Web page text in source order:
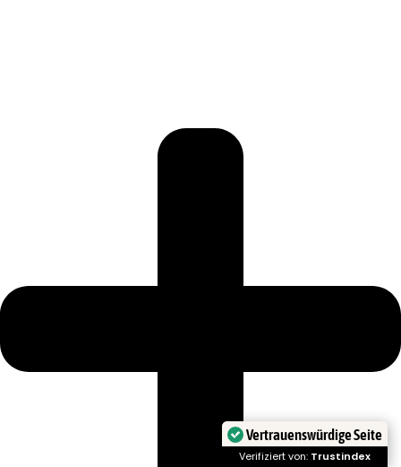
Vertrauenswürdige Seite
Verifiziert von: Trustindex